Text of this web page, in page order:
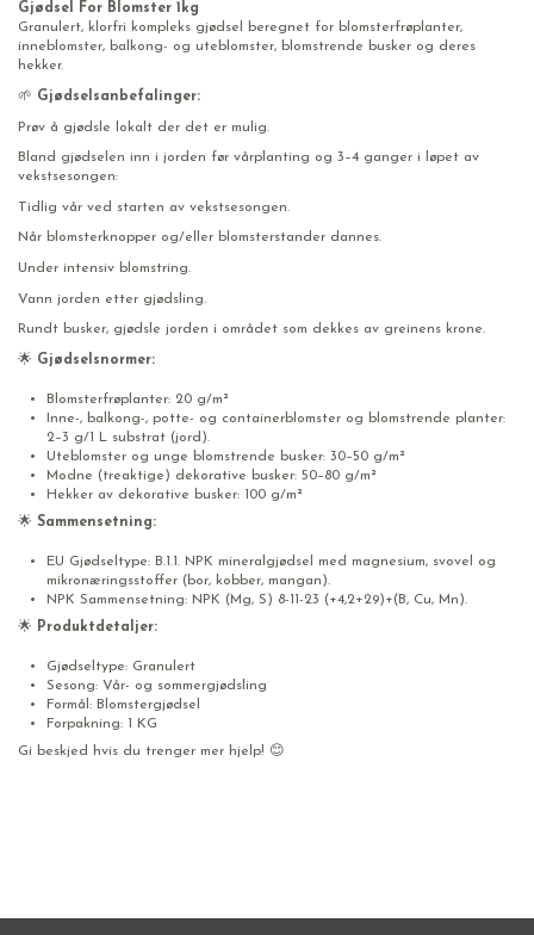
Gjødsel For Blomster 1kg
Granulert, klorfri kompleks gjødsel beregnet for blomsterfrøplanter,
inneblomster, balkong- og uteblomster, blomstrende busker og deres
hekker.
🌱 Gjødselsanbefalinger:
Prøv å gjødsle lokalt der det er mulig.
Bland gjødselen inn i jorden før vårplanting og 3–4 ganger i løpet av
vekstsesongen:
Tidlig vår ved starten av vekstsesongen.
Når blomsterknopper og/eller blomsterstander dannes.
Under intensiv blomstring.
Vann jorden etter gjødsling.
Rundt busker, gjødsle jorden i området som dekkes av greinens krone.
🌟 Gjødselsnormer:
Blomsterfrøplanter: 20 g/m²
Inne-, balkong-, potte- og containerblomster og blomstrende planter:
2–3 g/1 L substrat (jord).
Uteblomster og unge blomstrende busker: 30–50 g/m²
Modne (treaktige) dekorative busker: 50–80 g/m²
Hekker av dekorative busker: 100 g/m²
🌟 Sammensetning:
EU Gjødseltype: B.1.1. NPK mineralgjødsel med magnesium, svovel og
mikronæringsstoffer (bor, kobber, mangan).
NPK Sammensetning: NPK (Mg, S) 8-11-23 (+4,2+29)+(B, Cu, Mn).
🌟 Produktdetaljer:
Gjødseltype: Granulert
Sesong: Vår- og sommergjødsling
Formål: Blomstergjødsel
Forpakning: 1 KG
Gi beskjed hvis du trenger mer hjelp! 😊